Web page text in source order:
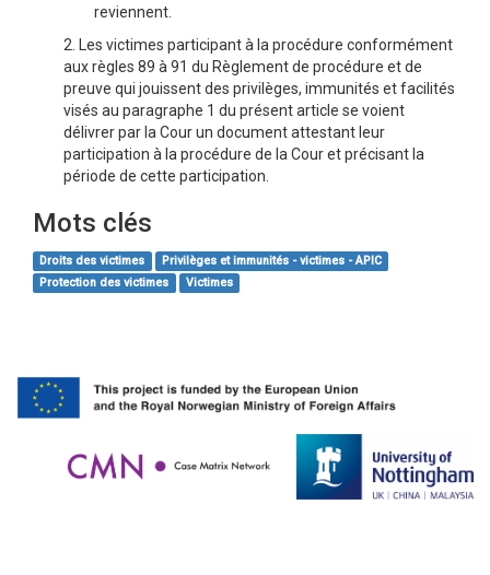
reviennent.
2. Les victimes participant à la procédure conformément
aux règles 89 à 91 du Règlement de procédure et de
preuve qui jouissent des privilèges, immunités et facilités
visés au paragraphe 1 du présent article se voient
délivrer par la Cour un document attestant leur
participation à la procédure de la Cour et précisant la
période de cette participation.
Mots clés
Droits des victimes
Privilèges et immunités - victimes - APIC
Protection des victimes
Victimes